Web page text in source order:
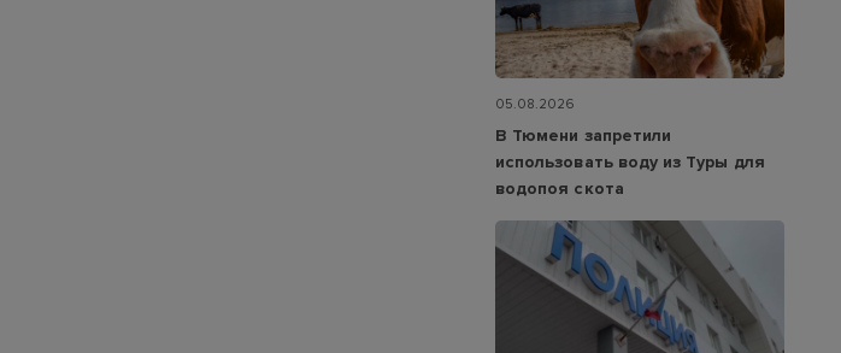
05.08.2026
В Тюмени запретили
использовать воду из Туры для
водопоя скота